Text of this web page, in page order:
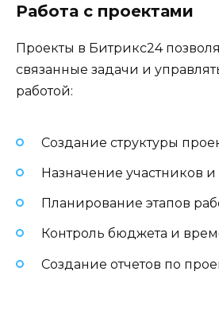
Работа с проектами
Проекты в Битрикс24
связанные задачи и
работой:
Создание структуры
Назначение участников
Планирование этапов
Контроль бюджета и
Создание отчетов по